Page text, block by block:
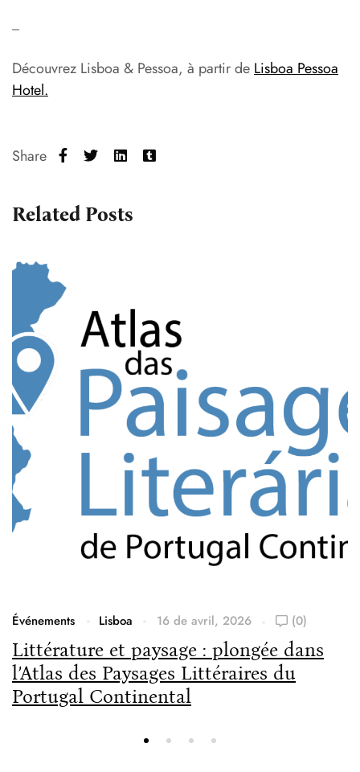
Découvrez Lisboa & Pessoa, à partir de Lisboa Pessoa
Hotel.
Share
Related Posts
Événements Lisboa 16 de avril, 2026 (0)
Littérature et paysage : plongée dans
l’Atlas des Paysages Littéraires du
Portugal Continental